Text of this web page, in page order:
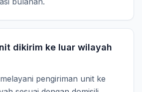
dikirim ke luar wilayah
pengiriman unit ke